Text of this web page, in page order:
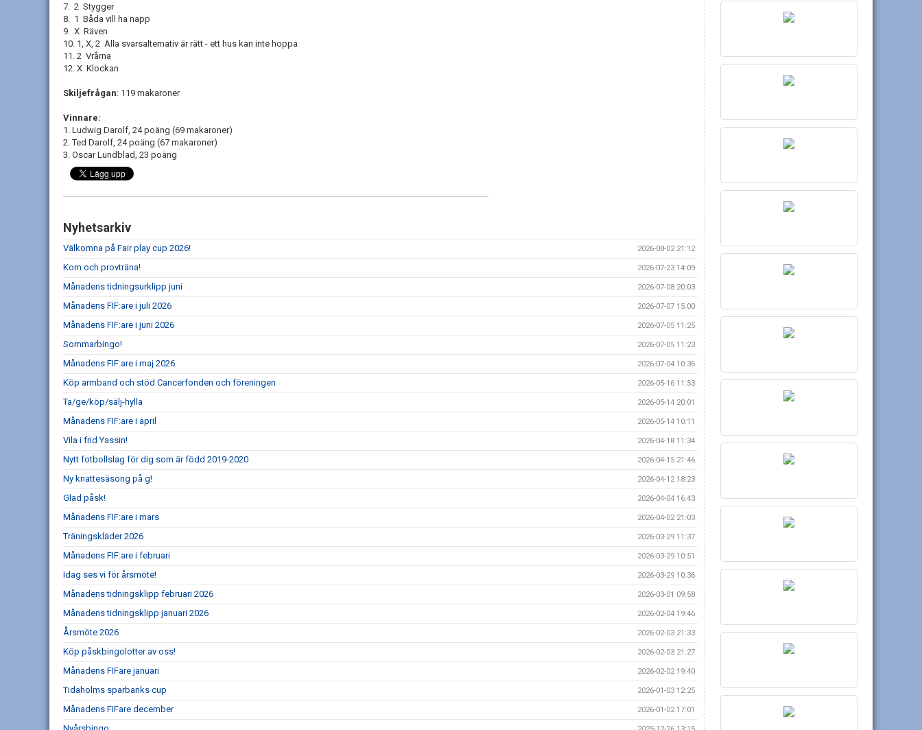
7. 2 Stygger
8. 1 Båda vill ha napp
9. X Räven
10. 1, X, 2 Alla svarsalternativ är rätt - ett hus kan inte hoppa
11. 2 Vrårna
12. X Klockan
Skiljefrågan: 119 makaroner
Vinnare:
1. Ludwig Darolf, 24 poäng (69 makaroner)
2. Ted Darolf, 24 poäng (67 makaroner)
3. Oscar Lundblad, 23 poäng
Nyhetsarkiv
Välkomna på Fair play cup 2026! 2026-08-02 21:12
Kom och provträna! 2026-07-23 14:09
Månadens tidningsurklipp juni 2026-07-08 20:03
Månadens FIF:are i juli 2026 2026-07-07 15:00
Månadens FIF:are i juni 2026 2026-07-05 11:25
Sommarbingo! 2026-07-05 11:23
Månadens FIF:are i maj 2026 2026-07-04 10:36
Köp armband och stöd Cancerfonden och föreningen 2026-05-16 11:53
Ta/ge/köp/sälj-hylla 2026-05-14 20:01
Månadens FIF:are i april 2026-05-14 10:11
Vila i frid Yassin! 2026-04-18 11:34
Nytt fotbollslag för dig som är född 2019-2020 2026-04-15 21:46
Ny knattesäsong på g! 2026-04-12 18:23
Glad påsk! 2026-04-04 16:43
Månadens FIF:are i mars 2026-04-02 21:03
Träningskläder 2026 2026-03-29 11:37
Månadens FIF:are i februari 2026-03-29 10:51
Idag ses vi för årsmöte! 2026-03-29 10:36
Månadens tidningsklipp februari 2026 2026-03-01 09:58
Månadens tidningsklipp januari 2026 2026-02-04 19:46
Årsmöte 2026 2026-02-03 21:33
Köp påskbingolotter av oss! 2026-02-03 21:27
Månadens FIFare januari 2026-02-02 19:40
Tidaholms sparbanks cup 2026-01-03 12:25
Månadens FIFare december 2026-01-02 17:01